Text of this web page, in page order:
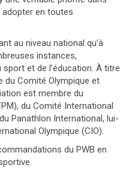
en toutes
au niveau national qu’à
instances,
et de l’éducation. À titre
du Comité Olympique et
est membre du
du Comité International
Panathlon International, lui-
Olympique (CIO).
du PWB en